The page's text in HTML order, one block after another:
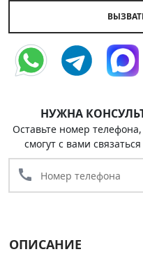
НУЖНА
Оставьте номер
смогут с вами
call
ОПИСАНИЕ